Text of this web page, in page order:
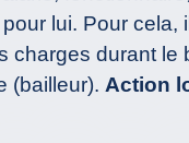
lui. Pour
charges durant
(bailleur). Action